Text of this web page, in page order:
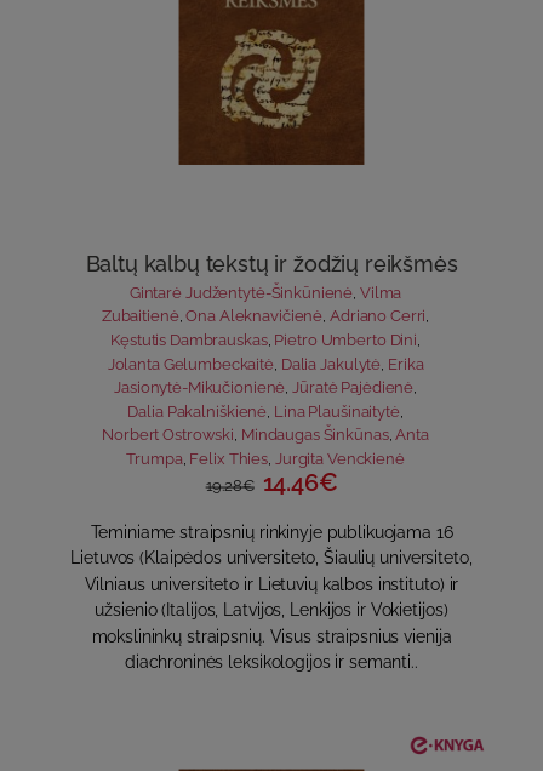
Baltų kalbų tekstų ir žodžių reikšmės
Gintarė Judžentytė-Šinkūnienė ,Vilma
Zubaitienė,Ona Aleknavičienė,Adriano Cerri,
Kęstutis Dambrauskas, Pietro Umberto Dini
Jolanta Gelumbeckaitė Dalia Jakulytė Erika
Jasionytė-Mikučionienė,Jūratė Pajėdienė,
Dalia Pakalniškienė Lina Plaušinaitytė
Norbert Ostrowski, Mindaugas Šinkūnas,Anta
Trumpa Felix Thies
Jurgita Venckienė
19.28€ 14.46€
Teminiame straipsnių rinkinyje publikuojama 16
Lietuvos (Klaipėdos universiteto, Šiaulių universiteto,
Vilniaus universiteto ir Lietuvių kalbos instituto) ir
užsienio (Italijos, Latvijos, Lenkijos ir Vokietijos)
mokslininkų straipsnių. Visus straipsnius vienija
diachroninės leksikologijos ir semanti..